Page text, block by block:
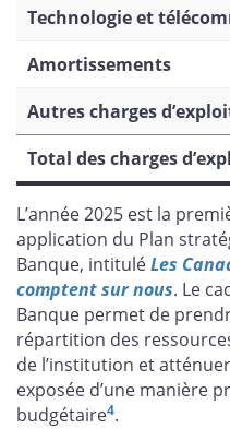
Technologie et
Amortissements
Autres charges
Total des charges
L’année 2025 est la
application du Plan
Banque, intituléLes
comptent sur nous. Le
Banque permet de
répartition des
de l’institution et
exposée d’une manière
budgétaire4.